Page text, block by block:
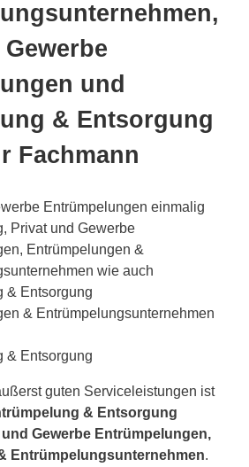
und
& Entsorgung
Fachmann
Entrümpelungen einmalig
Privat und Gewerbe
Entrümpelungen &
wie auch
& Entsorgung
& Entrümpelungsunternehmen
& Entsorgung
guten Serviceleistungen ist
& Entsorgung
Gewerbe Entrümpelungen,
Entrümpelungsunternehmen.